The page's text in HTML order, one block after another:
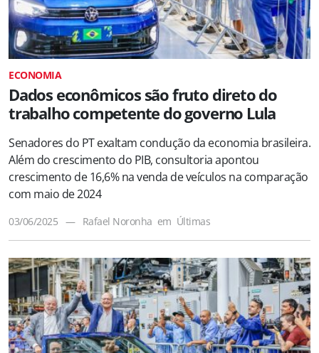
ECONOMIA
Dados econômicos são fruto direto do
trabalho competente do governo Lula
Senadores do PT exaltam condução da economia brasileira.
Além do crescimento do PIB, consultoria apontou
crescimento de 16,6% na venda de veículos na comparação
com maio de 2024
03/06/2025 — Rafael Noronha em Últimas